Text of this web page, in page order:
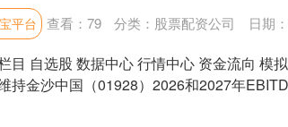
平台 日期
查看： 79 分类： 股票配资公司
目 自选股 数据中心 行情中心 资金流向 模
持金沙中国（01928）2026和2027年